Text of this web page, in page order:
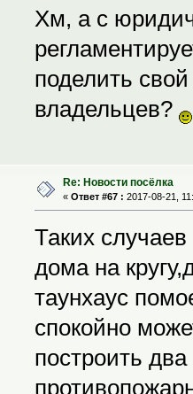
Хм, а с
поделить
владельцев?
Re: Новости посёлка
« Ответ #67 : 2017-08-21,
Таких
дома на
таунхаус
спокойно
построить